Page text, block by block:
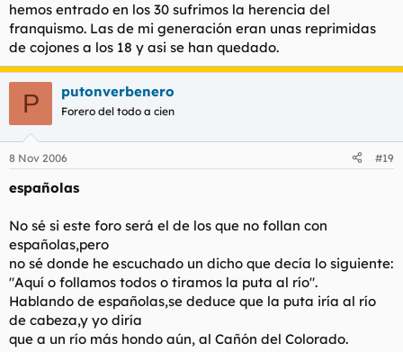
hemos entrado en los 30 sufrimos la herencia del
franquismo. Las de mi generación eran unas reprimidas
de cojones a los 18 y asi se han quedado.
P putonverbenero
Forero del todo a cien
8 Nov 2006 #19
españolas
No sé si este foro será el de los que no follan con
españolas,pero
no sé donde he escuchado un dicho que decía lo siguiente:
"Aquí o follamos todos o tiramos la puta al río".
Hablando de españolas,se deduce que la puta iría al río
de cabeza,y yo diría
que a un río más hondo aún, al Cañón del Colorado.